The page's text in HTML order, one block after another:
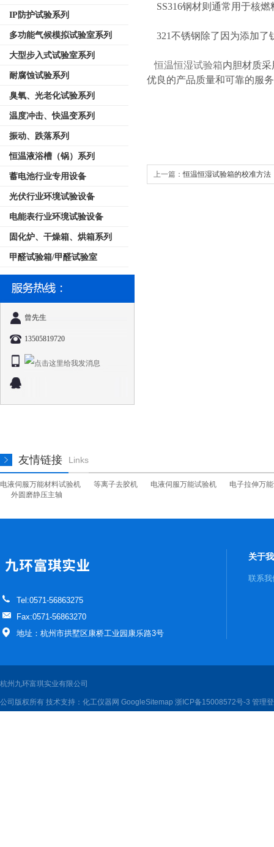
IP防护试验系列
多功能气候模拟试验室系列
大型步入式试验室系列
耐腐蚀试验系列
臭氧、光老化试验系列
温度冲击、快温变系列
振动、跌落系列
恒温液浴槽（锅）系列
蓄电池行业专用设备
光伏行业环境试验设备
电能表行业环境试验设备
固化炉、干燥箱、烘箱系列
甲醛试验箱/甲醛试验室
曾先生
13505819720
SS316钢材则通常用于核燃
321不锈钢除了因为添加了
恒温恒湿试验箱内胆材质
优良的产品质量和可靠的服
上一篇：恒温恒湿试验箱的校准方法
友情链接 Links
电液伺服万能材料试验机 等离子去胶机 电液伺服万能试验机
电子拉伸万
外圆磨静压主轴
Tel:0571-56863275
Fax:0571-56863270
地址：杭州市拱墅区康桥工业园康乐路3号
关于
联系我
杭州九环富琪实业有限公司
公司版权所有 技术支持： 化工仪器网 GoogleSitemap 浙ICP备15008572号-3 管理